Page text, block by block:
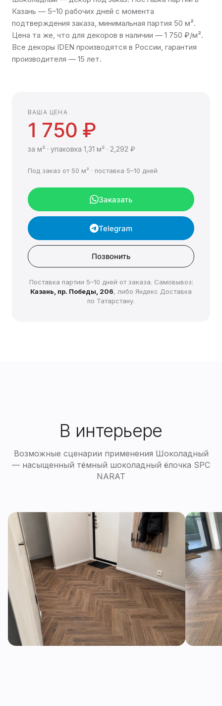
Казань — 5–10 рабочих дней с момента
подтверждения заказа, минимальная партия 50 м².
Цена та же, что для декоров в наличии — 1 750 ₽/м².
Все декоры IDEN производятся в России, гарантия
производителя — 15 лет.
ВАША ЦЕНА
1 750 ₽
за м² · упаковка 1,31 м² · 2,292 ₽
Под заказ от 50 м² · поставка 5–10 дней
Заказать
Telegram
Позвонить
Поставка партии 5–10 дней от заказа. Самовывоз:
Казань, пр. Победы, 206, либо Яндекс Доставка
по Татарстану.
В интерьере
Возможные сценарии применения Шоколадный
— насыщенный тёмный шоколадный ёлочка SPC
NARAT